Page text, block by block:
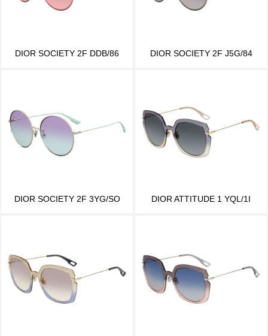
DIOR SOCIETY 2F DDB/86 DIOR SOCIETY 2F J5G/84
DIOR SOCIETY 2F 3YG/SO DIOR ATTITUDE 1 YQL/1I